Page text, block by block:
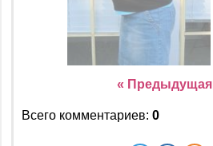
« Предыдущая
Всего комментариев: 0